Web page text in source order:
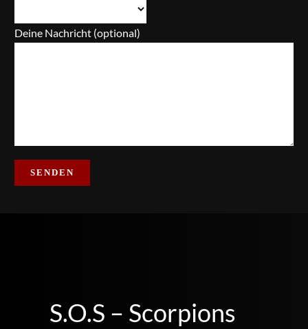
Deine Nachricht (optional)
S.O.S – Scorpions